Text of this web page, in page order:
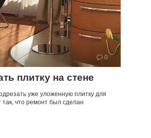
0
плитку на стене
уже уложенную плитку для
так, что ремонт был сделан